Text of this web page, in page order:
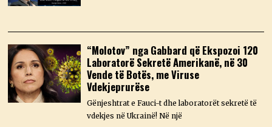
“Molotov” nga Gabbard që Ekspozoi 120
Laboratorë Sekretë Amerikanë, në 30
Vende të Botës, me Viruse
Vdekjeprurëse
Gënjeshtrat e Fauci-t dhe laboratorët sekretë të
vdekjes në Ukrainë! Në një